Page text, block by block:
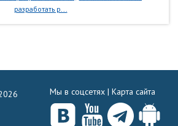
разработать р...
Мы в соцсетях | Карта сайта